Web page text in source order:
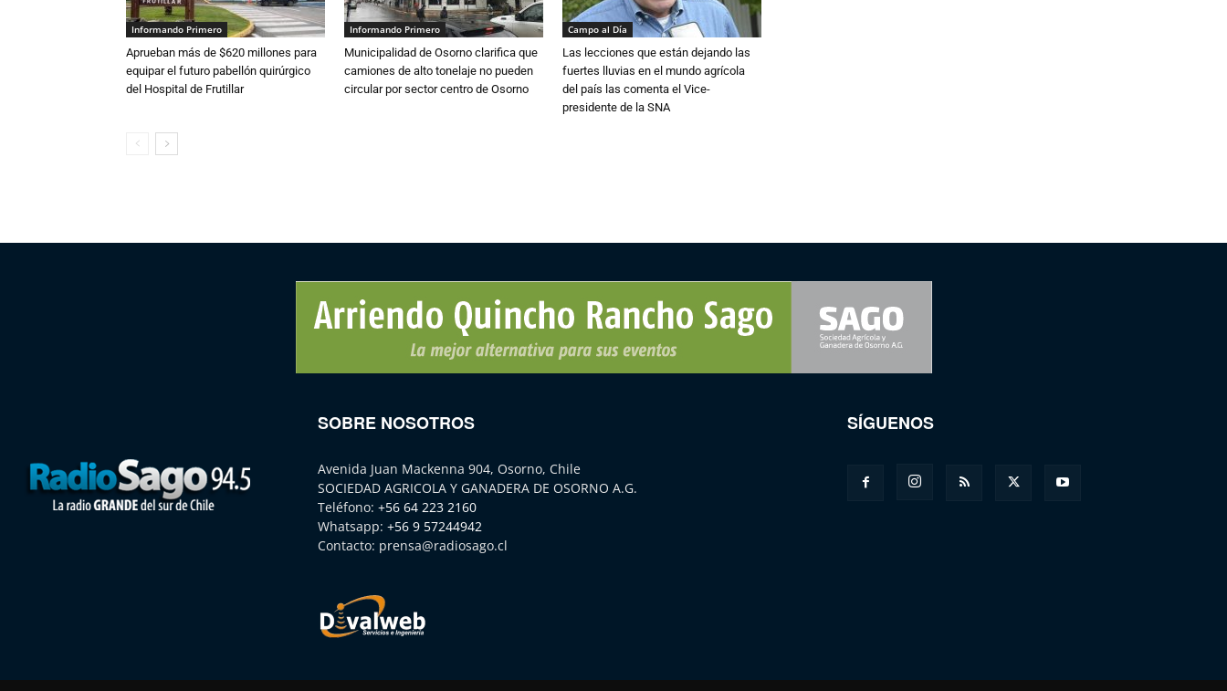
Informando Primero
Aprueban más de $620 millones para
equipar el futuro pabellón quirúrgico
del Hospital de Frutillar
Informando Primero
Municipalidad de Osorno clarifica que
camiones de alto tonelaje no pueden
circular por sector centro de Osorno
Campo al Día
Las lecciones que están dejando las
fuertes lluvias en el mundo agrícola
del país las comenta el Vice-
presidente de la SNA
SOBRE NOSOTROS
Avenida Juan Mackenna 904, Osorno, Chile
SOCIEDAD AGRICOLA Y GANADERA DE OSORNO A.G.
Teléfono: +56 64 223 2160
Whatsapp: +56 9 57244942
Contacto: prensa@radiosago.cl
SÍGUENOS